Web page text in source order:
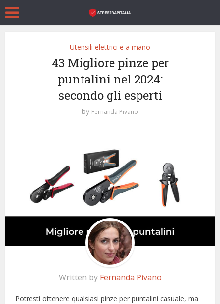
Utensili elettrici e a mano
43 Migliore pinze per
puntalini nel 2024:
secondo gli esperti
by Fernanda Pivano
Written by Fernanda Pivano
Potresti ottenere qualsiasi pinze per puntalini casuale, ma